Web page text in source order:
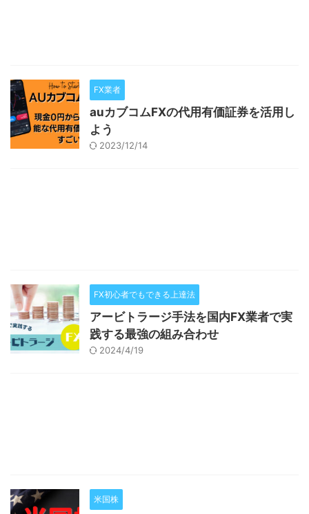
FX業者
auカブコムFXの代用有価証券を活用し
よう
2023/12/14
FX初心者でもできる上達法
アービトラージ手法を国内FX業者で実
践する最強の組み合わせ
2024/4/19
米国株